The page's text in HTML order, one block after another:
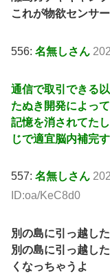
これが物欲センサ
556: 名無しさん
通信で取引できる
たぬき開発によっ
記憶を消されてた
じで適宜脳内補完
557: 名無しさん
ID:oa/KeC8d0
別の島に引っ越し
別の島に引っ越し
くなっちゃうよ